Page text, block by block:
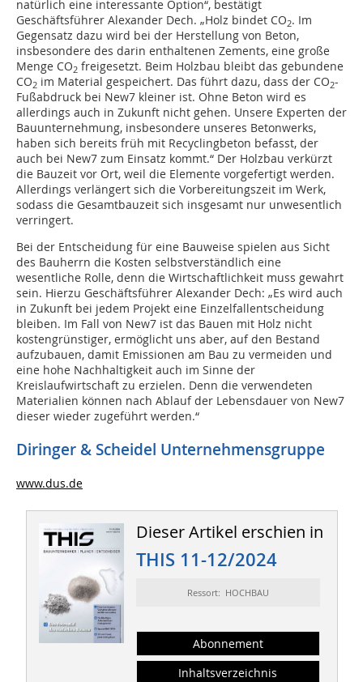
natürlich eine interessante Option“, bestätigt
Geschäftsführer Alexander Dech. „Holz bindet CO2. Im
Gegensatz dazu wird bei der Herstellung von Beton,
insbesondere des darin enthaltenen Zements, eine große
Menge CO2 freigesetzt. Beim Holzbau bleibt das gebundene
CO2 im Material gespeichert. Das führt dazu, dass der CO2-
Fußabdruck bei New7 kleiner ist. Ohne Beton wird es
allerdings auch in Zukunft nicht gehen. Unsere Experten der
Bauunternehmung, insbesondere unseres Betonwerks,
haben sich bereits früh mit Recyclingbeton befasst, der
auch bei New7 zum Einsatz kommt.“ Der Holzbau verkürzt
die Bauzeit vor Ort, weil die Elemente vorgefertigt werden.
Allerdings verlängert sich die Vorbereitungszeit im Werk,
sodass die Gesamtbauzeit sich insgesamt nur unwesentlich
verringert.
Bei der Entscheidung für eine Bauweise spielen aus Sicht
des Bauherrn die Kosten selbstverständlich eine
wesentliche Rolle, denn die Wirtschaftlichkeit muss gewahrt
sein. Hierzu Geschäftsführer Alexander Dech: „Es wird auch
in Zukunft bei jedem Projekt eine Einzelfallentscheidung
bleiben. Im Fall von New7 ist das Bauen mit Holz nicht
kostengrünstiger, ermöglicht uns aber, auf den Bestand
aufzubauen, damit Emissionen am Bau zu vermeiden und
eine hohe Nachhaltigkeit auch im Sinne der
Kreislaufwirtschaft zu erzielen. Denn die verwendeten
Materialien können nach Ablauf der Lebensdauer von New7
dieser wieder zugeführt werden.“
Diringer & Scheidel Unternehmensgruppe
www.dus.de
Dieser Artikel erschien in
THIS 11-12/2024
Ressort: HOCHBAU
Abonnement
Inhaltsverzeichnis